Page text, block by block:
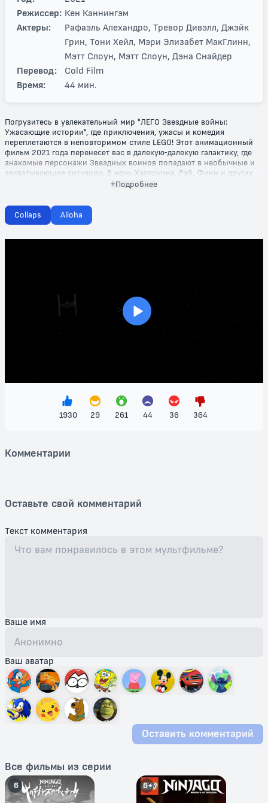
Режиссер: Кен Каннингэм
Актеры:
Рафаэль Алехандро, Тревор Дивэлл, Джэйк
Грин, Тони Хейл, Мэри Элизабет МакГлинн,
Мэтт Слоун, Мэтт Слоун, Дэна Снайдер
Перевод:
Cold Film
Время:
44 мин.
Погрузитесь в увлекательный мир "ЛЕГО Звездные войны:
Ужасающие истории", где приключения, ужасы и комедия
переплетаются в неповторимом стиле LEGO! Этот анимационный
фильм 2021 года перенесет вас в далекую-далекую галактику, где
знакомые персонажи Звездных воинов попадают в необычные и
захватывающие ситуации. В ночь Хэллоуина, Рэй, Финн и других
героев ожидает череда жутких историй, которые заставят вас
Каждая история полна неожиданных поворотов и ярких моментов,
ведь когда дело касается LEGO, ничто не остается серьезным
Не упустите возможность оценить уникальную атмосферу "ЛЕГО
Звездные войны: Ужасающие истории" и насладиться
искрометным юмором, который поднимет настроение.
Подключайтесь к просмотру и откройте для себя, что происходит,
когда вселенная Звездных войн встречает магию LEGO в
Подробнее
Collaps Alloha
>
1930 29 261 44 36 364
Комментарии
Оставьте свой комментарий
Текст комментария
Ваше имя
Ваш аватар
Оставить комментарий
Все фильмы из серии
6 6+